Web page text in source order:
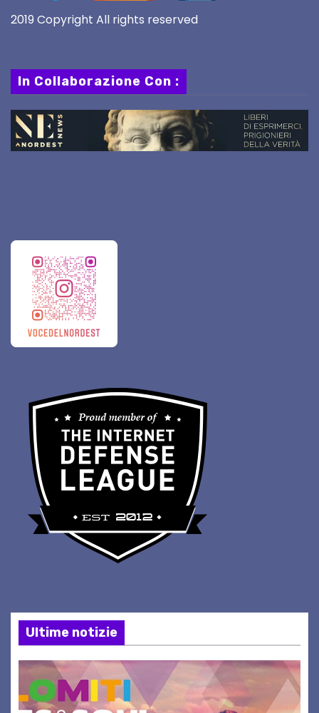
2019 Copyright All rights reserved
In Collaborazione Con :
Ultime notizie